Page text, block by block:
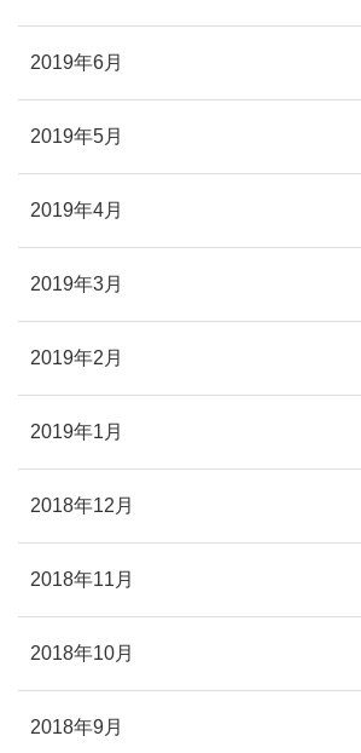
2019年6月
2019年5月
2019年4月
2019年3月
2019年2月
2019年1月
2018年12月
2018年11月
2018年10月
2018年9月